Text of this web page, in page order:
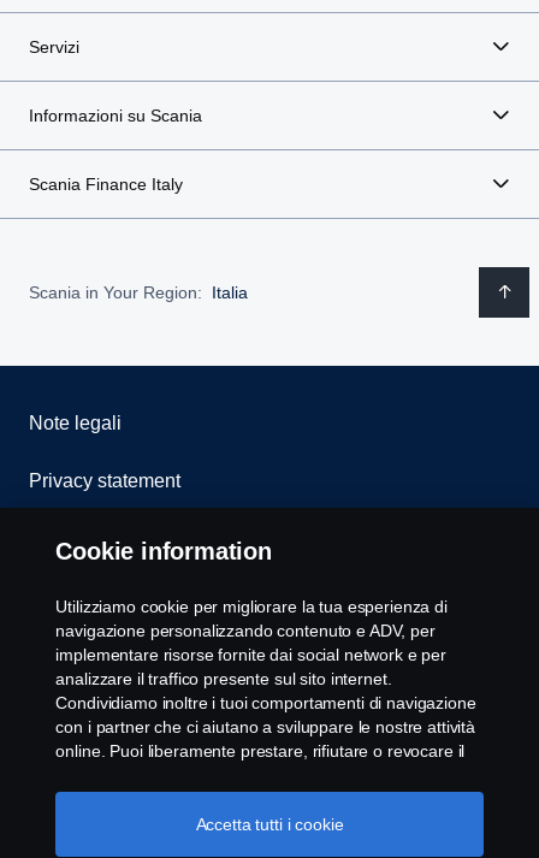
Servizi
Informazioni su Scania
Scania Finance Italy
Scania in Your Region: Italia
Note legali
Privacy statement
Cookies
Whistleblowing
Modello 231
Impostazione Cookie
Cookie information
Utilizziamo cookie per migliorare la tua esperienza di
navigazione personalizzando contenuto e ADV, per
implementare risorse fornite dai social network e per
analizzare il traffico presente sul sito internet.
Condividiamo inoltre i tuoi comportamenti di navigazione
con i partner che ci aiutano a sviluppare le nostre attività
online. Puoi liberamente prestare, rifiutare o revocare il
all'attivazione dei cookie e alla possibilità di condividere le
informazioni. Cliccando "rifiuta tutti" potrai continuare la
Accetta tutti i cookie